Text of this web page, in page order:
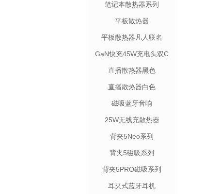
笔记本散热器系列
平板散热器
平板散热器凡人联名
GaN快充45W充电头双C
直播散热器黑色
直播散热器白色
磁吸蓝牙音响
25W无线充散热器
背夹5Neo系列
背夹5磁吸系列
背夹5PRO磁吸系列
耳夹式蓝牙耳机